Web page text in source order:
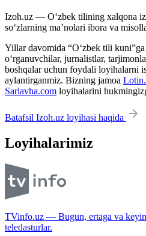
Izoh.uz — O‘zbek tilining xalqona
so‘zlarning ma’nolari ibora va
Yillar davomida “O‘zbek tili
o‘rganuvchilar, jurnalistlar,
boshqalar uchun foydali loyihalarni
aylantirganmiz. Bizning jamoa
Sarlavha.com loyihalarini
Batafsil Izoh.uz loyihasi haqida
Loyihalarimiz
TVinfo.uz — Bugun, ertaga va
teledasturlar.